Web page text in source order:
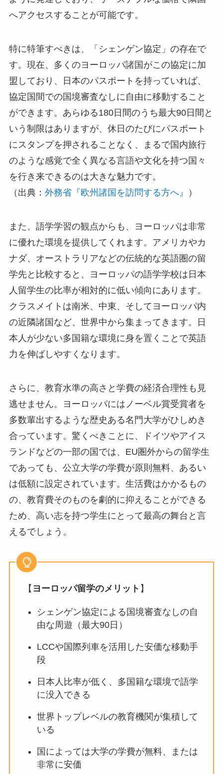
へアクセスすることが可能です。
特に特筆すべきは、「シェンゲン協定」の存在で
す。現在、多くのヨーロッパ諸国がこの協定に加
盟しており、日本のパスポートを持っていれば、
協定国間での国境審査なしに自由に移動すること
ができます。あらゆる180日間のうち最大90日間と
いう制限はありますが、休日のたびにパスポート
にスタンプを押されることなく、まるで国内旅行
のような感覚で全く異なる言語や文化を持つ国々
を行き来できるのは大きな魅力です。
（出典： 外務省『欧州諸国を訪問する方へ』 ）
また、語学学習の観点からも、ヨーロッパは非常
に優れた環境を提供してくれます。アメリカやカ
ナダ、オーストラリアなどの伝統的な英語圏の留
学先と比較すると、ヨーロッパの語学学校は日本
人留学生の比率が相対的に低い傾向にあります。
クラスメイトは南米、中東、そしてヨーロッパ内
の近隣諸国など、世界中から集まってきます。日
本人が少ない多国籍な環境に身を置くことで英語
力を伸ばしやすくなります。
さらに、教育水準の高さと学費の経済合理性も見
逃せません。ヨーロッパにはノーベル賞受賞者を
多数輩出するような歴史ある名門大学がひしめき
合っています。驚くべきことに、ドイツやアイス
ランドなどの一部の国では、EU圏外からの留学生
であっても、公立大学の学費が原則無料、あるい
は低額に設定されています。生活費はかかるもの
の、教育費そのものを劇的に抑えることができる
ため、高い志を持つ学生にとって最高の舞台と言
えるでしょう。
【 ヨーロッパ留学のメリット 】
シェンゲン協定による国境審査なしの自
由な周遊（最大90日）
LCCや国際列車を活用した安価な移動手
段
日本人比率が低く、多国籍な環境で語学
に没入できる
世界トップレベルの教育機関が集積して
いる
国によっては大学の学費が無料、または
非常に安価